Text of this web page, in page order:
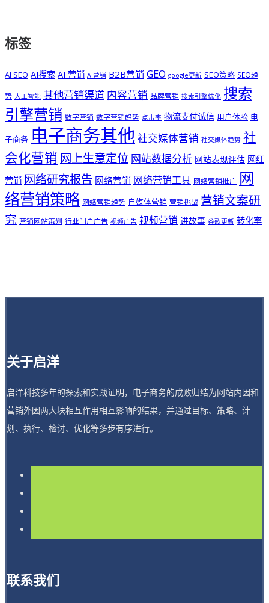
标签
AI SEO AI搜索 AI 营销 AI营销 B2B营销 GEO google更新 SEO策略 SEO趋
势 人工智能 其他营销渠道 内容营销 品牌营销 搜索引擎优化 搜索
引擎营销 数字营销 数字营销趋势 点击率 物流支付诚信 用户体验 电
子商务 电子商务其他社交媒体营销 社交媒体趋势 社
会化营销 网上生意定位 网站数据分析 网站表现评估 网红
营销 网络研究报告 网络营销 网络营销工具 网络营销推广 网
络营销策略 网络营销趋势 自媒体营销 营销挑战 营销文案研
究 营销网站策划 行业门户广告 视频广告 视频营销 讲故事 谷歌更新 转化率
关于启洋
启洋科技多年的探索和实践证明，电子商务的成败归结为网站内因和
营销外因两大块相互作用相互影响的结果，并通过目标、策略、计
划、执行、检讨、优化等多步有序进行。
联系我们